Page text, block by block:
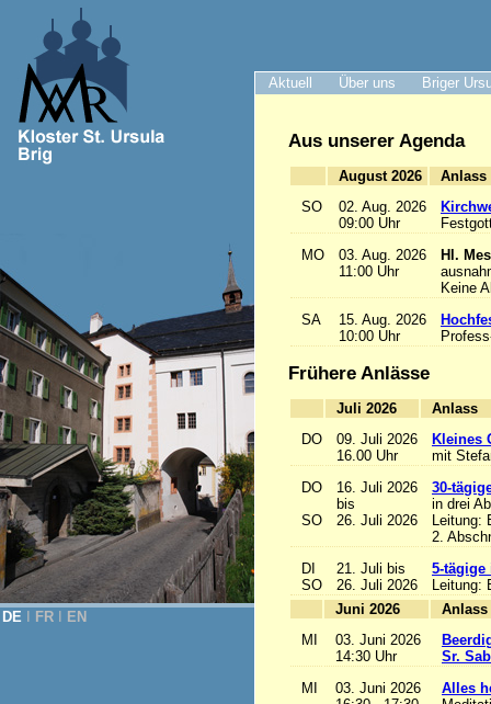
Aktuell Über uns Briger
DE FR EN
Aus unserer Agenda
August 2026
SO
02. Aug. 2026
09:00 Uhr
MO
03. Aug. 2026
11:00 Uhr
Hl.
Keine
SA
15. Aug. 2026
10:00 Uhr
Frühere Anlässe
Juli 2026
DO
09. Juli 2026
16.00 Uhr
Kleines
mit
DO
SO
16. Juli 2026
bis
26. Juli 2026
30-
in drei
Leitung:
2.
DI
SO
21. Juli bis
26. Juli 2026
5-
Leitung:
Juni 2026
MI
03. Juni 2026
14:30 Uhr
Sr.
MI
03. Juni 2026
Alles